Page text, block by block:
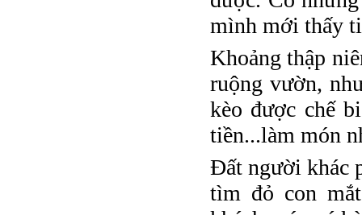
mình mới thấy
Khoảng thập
ruộng vườn,
kèo được chế
tiền...làm món
Đất người khác
tìm đỏ con